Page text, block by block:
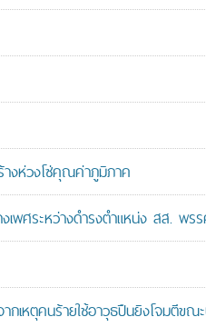
งห่วงโซ่คุณค่าภูมิภาค
ศระหว่างดำรงตำแหน่ง สส. พรร
เหตุคนร้ายใช้อาวุธปืนยิงโจมตีขณ